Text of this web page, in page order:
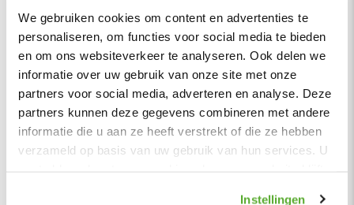
We gebruiken cookies om content en advertenties te
personaliseren, om functies voor social media te bieden
en om ons websiteverkeer te analyseren. Ook delen we
informatie over uw gebruik van onze site met onze
partners voor social media, adverteren en analyse. Deze
partners kunnen deze gegevens combineren met andere
informatie die u aan ze heeft verstrekt of die ze hebben
verzameld op basis van uw gebruik van hun services. U
Instellingen
Stof
Element stof is een velours stofsoort met een zachte
uitstraling. Door de velours stof krijgt de bank een zeer
opvallende en rijke uitstraling. De Element stof is geschikt
voor zowel een modern als een klassiek interieur.
Samenstelling:
100% PES (polyester).
Wat is polyester?
Vorm
Recht
Serie
Atlanta
Kleur
Roze licht
Materiaal
Stof
Zitbreedte
200 cm
Zitdiepte
40 cm
Normaal - Stevig